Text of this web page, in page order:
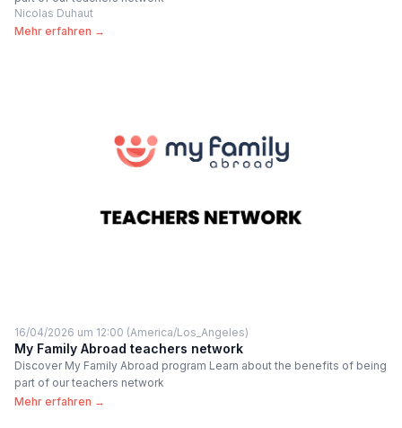
Nicolas Duhaut
Mehr erfahren →
16/04/2026 um 12:00 (America/Los_Angeles)
My Family Abroad teachers network
Discover My Family Abroad program Learn about the benefits of being
part of our teachers network
Mehr erfahren →